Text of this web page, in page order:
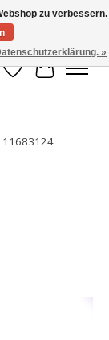
Wunschzettel
Ihr
zu verbessern.
»